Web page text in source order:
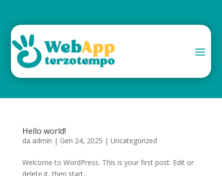
Hello world!
da admin | Gen 24, 2025 | Uncategorized
Welcome to WordPress. This is your first post. Edit or
delete it, then start...